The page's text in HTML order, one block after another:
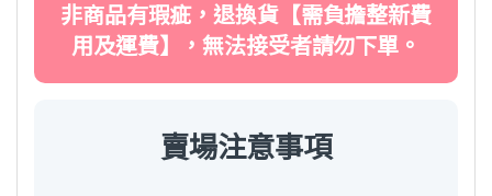
非商品有瑕疵，退換貨【需負擔整新費
用及運費】，無法接受者請勿下單。
賣場注意事項